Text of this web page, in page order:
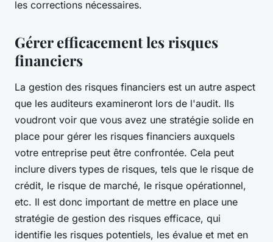
les corrections nécessaires.
Gérer efficacement les risques
financiers
La gestion des risques financiers est un autre aspect
que les auditeurs examineront lors de l'audit. Ils
voudront voir que vous avez une stratégie solide en
place pour gérer les risques financiers auxquels
votre entreprise peut être confrontée. Cela peut
inclure divers types de risques, tels que le risque de
crédit, le risque de marché, le risque opérationnel,
etc. Il est donc important de mettre en place une
stratégie de gestion des risques efficace, qui
identifie les risques potentiels, les évalue et met en